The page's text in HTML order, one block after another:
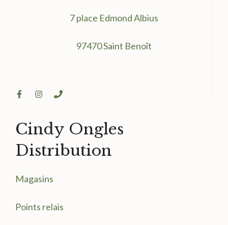
7 place Edmond Albius
97470 Saint Benoît
Cindy Ongles
Distribution
Magasins
Points relais